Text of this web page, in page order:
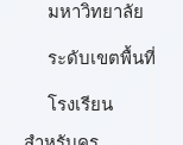
มหาวิทยาลัย
ระดับเขตพื้นที่
โรงเรียน